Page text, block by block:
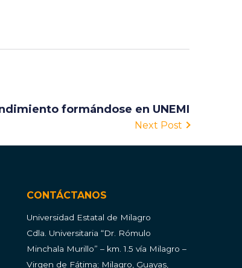
formándose en UNEMI
Next Post
CONTÁCTANOS
Universidad Estatal de Milagro
Cdla. Universitaria “Dr. Rómulo
Minchala Murillo” – km. 1.5 vía Milagro –
Virgen de Fátima; Milagro, Guayas,